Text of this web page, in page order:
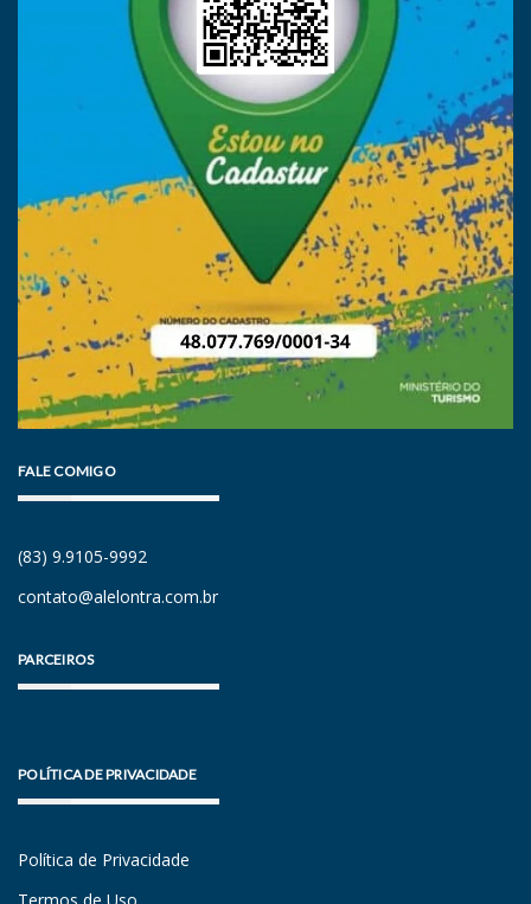
FALE COMIGO
(83) 9.9105-9992
contato@alelontra.com.br
PARCEIROS
POLÍTICA DE PRIVACIDADE
Política de Privacidade
Termos de Uso